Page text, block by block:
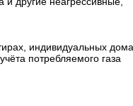
индивидуальных
потребляемого газа